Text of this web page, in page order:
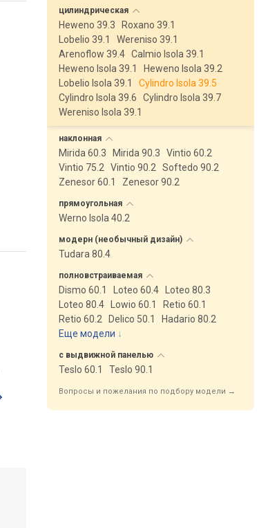
цилиндрическая
Heweno 39.3
Roxano 39.1
Lobelio 39.1
Wereniso 39.1
Arenoflow 39.4 Calmio Isola 39.1
Heweno Isola 39.1
Heweno Isola 39.2
Lobelio Isola 39.1
Cylindro Isola 39.5
Cylindro Isola 39.6
Cylindro Isola 39.7
Wereniso Isola 39.1
наклонная
Mirida 60.3 Mirida 90.3
Vintio 60.2
Vintio 75.2
Vintio 90.2
Softedo 90.2
Zenesor 60.1
Zenesor 90.2
прямоугольная
Werno Isola 40.2
модерн (необычный дизайн)
Tudara 80.4
полновстраиваемая
Dismo 60.1 Loteo 60.4
Loteo 80.3
Loteo 80.4
Lowio 60.1
Retio 60.1
Retio 60.2
Delico 50.1
Hadario 80.2
Еще модели ↓
с выдвижной панелью
Teslo 60.1 Teslo 90.1
Вопросы и пожелания по подбору модели →